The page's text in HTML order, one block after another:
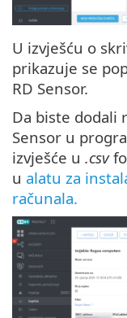
U izvješću o
prikazuje se
RD Sensor.
Da biste dodali
Sensor u
izvješće u .csv
u alatu za
računala.